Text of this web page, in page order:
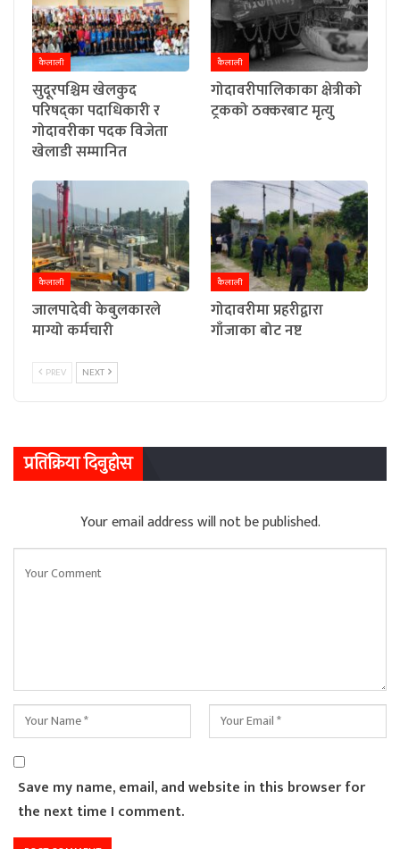
कैलाली
सुदूरपश्चिम खेलकुद
परिषद्का पदाधिकारी र
गोदावरीका पदक विजेता
खेलाडी सम्मानित
कैलाली
गोदावरीपालिकाका क्षेत्रीको
ट्रकको ठक्करबाट मृत्यु
कैलाली
जालपादेवी केबुलकारले
माग्यो कर्मचारी
कैलाली
गोदावरीमा प्रहरीद्वारा
गाँजाका बोट नष्ट
PREV NEXT
प्रतिक्रिया दिनुहोस
Your email address will not be published.
Save my name, email, and website in this browser for
the next time I comment.